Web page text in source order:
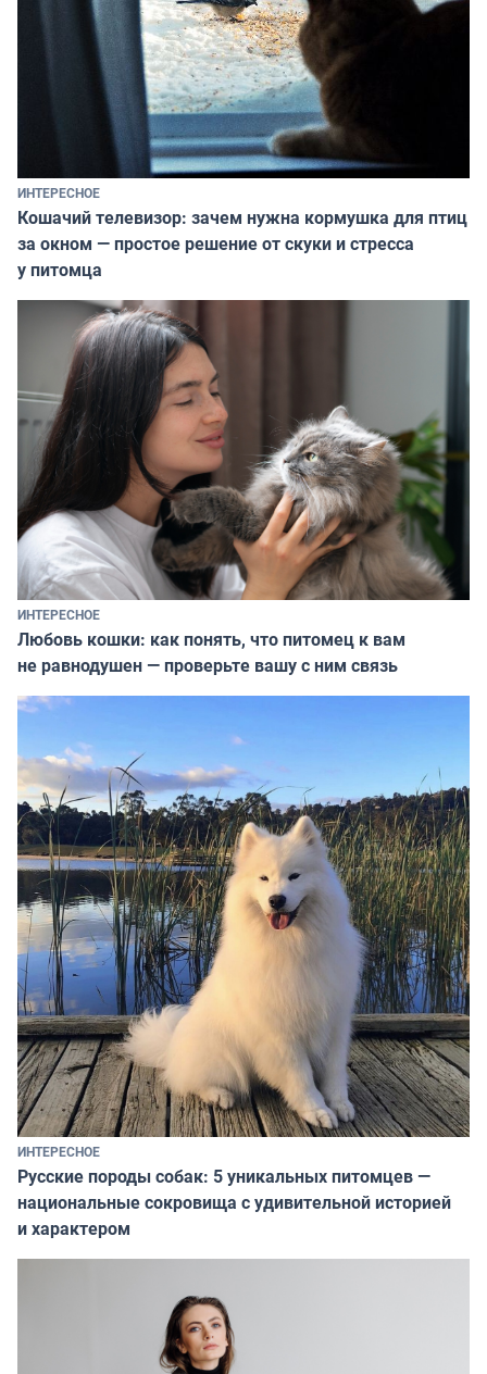
ИНТЕРЕСНОЕ
Кошачий телевизор: зачем нужна кормушка для птиц
за окном — простое решение от скуки и стресса
у питомца
ИНТЕРЕСНОЕ
Любовь кошки: как понять, что питомец к вам
не равнодушен — проверьте вашу с ним связь
ИНТЕРЕСНОЕ
Русские породы собак: 5 уникальных питомцев —
национальные сокровища с удивительной историей
и характером